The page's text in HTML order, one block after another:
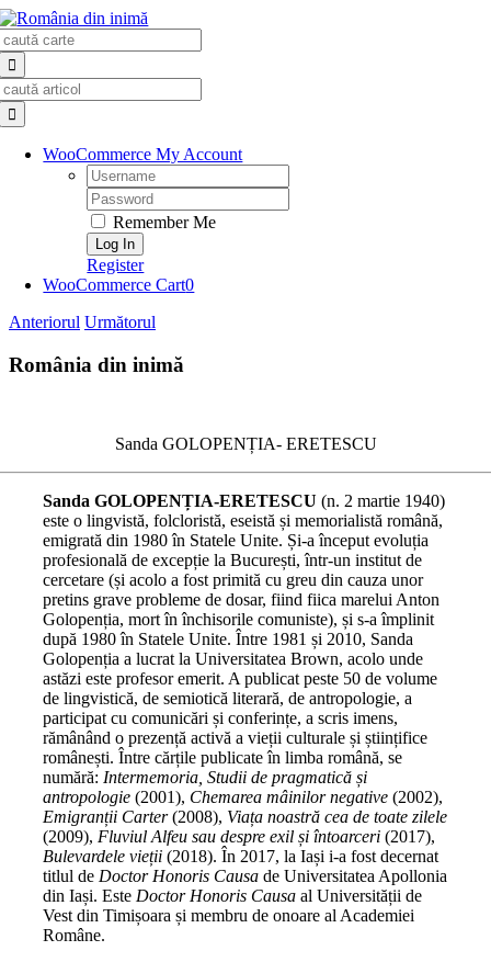
Skip
to
content
WooCommerce My Account
Username:
Password:
Remember Me
Register
WooCommerce Cart0
Anteriorul Următorul
România din inimă
Sanda GOLOPENȚIA- ERETESCU
Sanda GOLOPENȚIA-ERETESCU (n. 2 martie 1940)
este o lingvistă, folcloristă, eseistă și memorialistă română,
emi­gra­tă din 1980 în Statele Unite. Și-a început evoluția
profe­sio­nală de excepție la București, într-un institut de
cercetare (și acolo a fost primită cu greu din cauza unor
pretins grave probleme de dosar, fiind fiica marelui Anton
Golopenția, mort în închi­so­ri­le comuniste), și s-a împlinit
după 1980 în Statele Unite. Între 1981 și 2010, Sanda
Golopenția a lucrat la Universitatea Brown, acolo unde
astăzi este profesor emerit. A publicat pes­te 50 de volume
de lingvistică, de se­miotică literară, de antro­po­logie, a
participat cu comunicări și conferințe, a scris imens,
rămânând o prezență activă a vieții culturale și științifice
ro­mâ­nești. Între cărțile publicate în limba română, se
numără:Intermemoria, Studii de prag­matică și
antropologie(2001), Che­marea mâinilor negative (2002),
Emigranții Carter(2008), Viața noastră cea de toate zilele
(2009),Fluviul Alfeu sau despre exil și întoarceri(2017),
Bulevardele vieții (2018). În 2017, la Iași i-a fost decernat
ti­tlul deDoctor Honoris Causa de Universitatea Apollonia
din Iași. EsteDoctor Honoris Causaal Universității de
Vest din Timișoara și membru de onoare al Academiei
Române.